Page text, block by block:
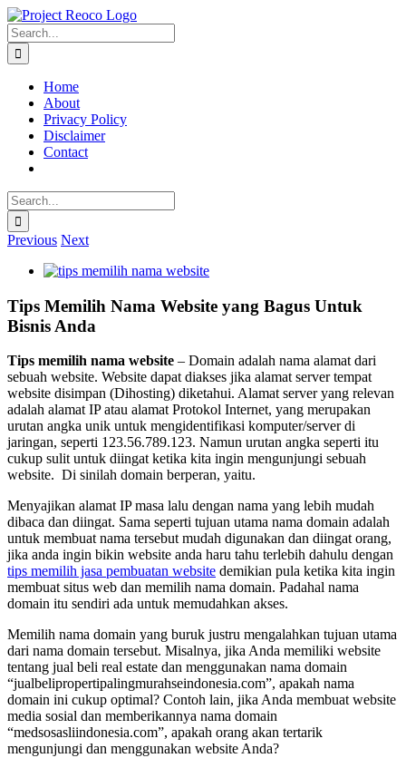
Skip
to
content
Search
for:
Home
About
Privacy Policy
Disclaimer
Contact
Search
for:
Previous Next
View
Image
Tips Memilih Nama Website yang Bagus Untuk
Bisnis Anda
Tips memilih nama website – Domain adalah nama alamat dari
sebuah website. Website dapat diakses jika alamat server tempat
website disimpan (Dihosting) diketahui. Alamat server yang relevan
adalah alamat IP atau alamat Protokol Internet, yang merupakan
urutan angka unik untuk mengidentifikasi komputer/server di
jaringan, seperti 123.56.789.123. Namun urutan angka seperti itu
cukup sulit untuk diingat ketika kita ingin mengunjungi sebuah
website. Di sinilah domain berperan, yaitu.
Menyajikan alamat IP masa lalu dengan nama yang lebih mudah
dibaca dan diingat. Sama seperti tujuan utama nama domain adalah
untuk membuat nama tersebut mudah digunakan dan diingat orang,
jika anda ingin bikin website anda haru tahu terlebih dahulu dengan
tips memilih jasa pembuatan website demikian pula ketika kita ingin
membuat situs web dan memilih nama domain. Padahal nama
domain itu sendiri ada untuk memudahkan akses.
Memilih nama domain yang buruk justru mengalahkan tujuan utama
dari nama domain tersebut. Misalnya, jika Anda memiliki website
tentang jual beli real estate dan menggunakan nama domain
“jualbelipropertipalingmurahseindonesia.com”, apakah nama
domain ini cukup optimal? Contoh lain, jika Anda membuat website
media sosial dan memberikannya nama domain
“medsosasliindonesia.com”, apakah orang akan tertarik
mengunjungi dan menggunakan website Anda?